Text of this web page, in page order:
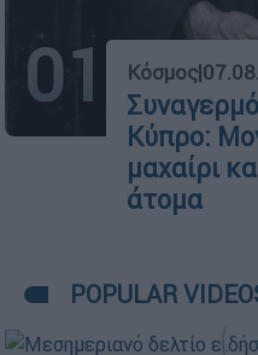
01 Κόσμος|
Κύπρο:
μαχαίρι
άτομα
POPULAR